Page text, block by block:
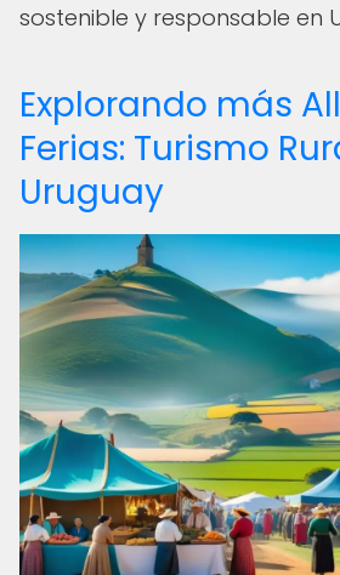
sostenible y responsable en
Explorando más
Ferias: Turismo
Uruguay